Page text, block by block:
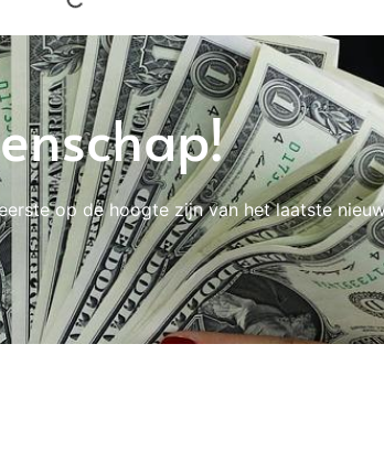
op de hoogte zijn van het laatste